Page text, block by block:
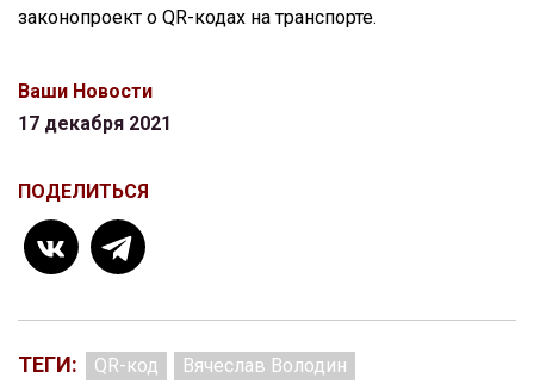
законопроект о QR-кодах на транспорте.
Ваши Новости
17 декабря 2021
ПОДЕЛИТЬСЯ
ТЕГИ: QR-код Вячеслав Володин